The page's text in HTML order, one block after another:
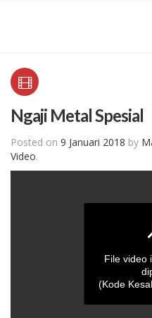
Ngaji Metal Spesial
Posted on 9 Januari 2018 by
Video.
File video
(Kode